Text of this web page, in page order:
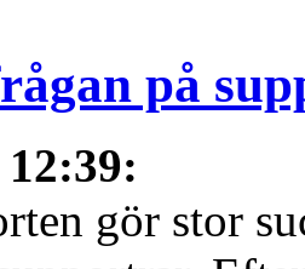
på
:
gör stor